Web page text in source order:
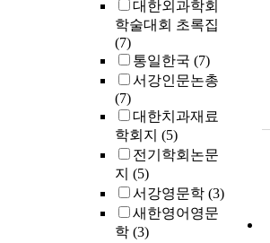
대한외과학회
학술대회 초록집
(7)
통일한국 (7)
서강인문논총
(7)
대한치과재료
학회지 (5)
전기학회논문
지 (5)
서강영문학 (3)
새한영어영문
학 (3)